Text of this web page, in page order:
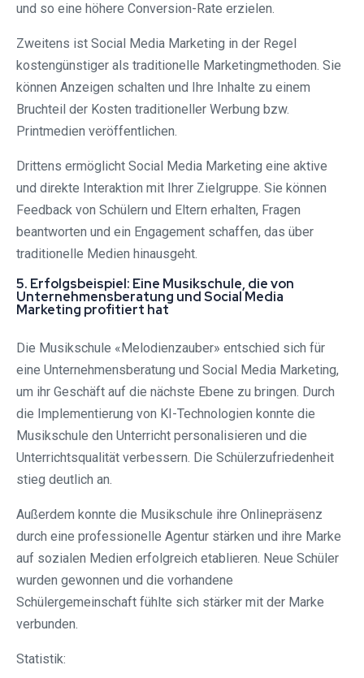
und so eine höhere Conversion-Rate erzielen.
Zweitens ist Social Media Marketing in der Regel
kostengünstiger als traditionelle Marketingmethoden. Sie
können Anzeigen schalten und Ihre Inhalte zu einem
Bruchteil der Kosten traditioneller Werbung bzw.
Printmedien veröffentlichen.
Drittens ermöglicht Social Media Marketing eine aktive
und direkte Interaktion mit Ihrer Zielgruppe. Sie können
Feedback von Schülern und Eltern erhalten, Fragen
beantworten und ein Engagement schaffen, das über
traditionelle Medien hinausgeht.
5. Erfolgsbeispiel: Eine Musikschule, die von
Unternehmensberatung und Social Media
Marketing profitiert hat
Die Musikschule «Melodienzauber» entschied sich für
eine Unternehmensberatung und Social Media Marketing,
um ihr Geschäft auf die nächste Ebene zu bringen. Durch
die Implementierung von KI-Technologien konnte die
Musikschule den Unterricht personalisieren und die
Unterrichtsqualität verbessern. Die Schülerzufriedenheit
stieg deutlich an.
Außerdem konnte die Musikschule ihre Onlinepräsenz
durch eine professionelle Agentur stärken und ihre Marke
auf sozialen Medien erfolgreich etablieren. Neue Schüler
wurden gewonnen und die vorhandene
Schülergemeinschaft fühlte sich stärker mit der Marke
verbunden.
Statistik: